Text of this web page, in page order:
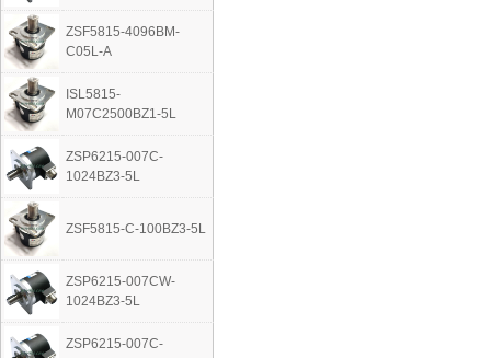
ZSF5815-4096BM-
C05L-A
ISL5815-
M07C2500BZ1-5L
ZSP6215-007C-
1024BZ3-5L
ZSF5815-C-100BZ3-5L
ZSP6215-007CW-
1024BZ3-5L
ZSP6215-007C-